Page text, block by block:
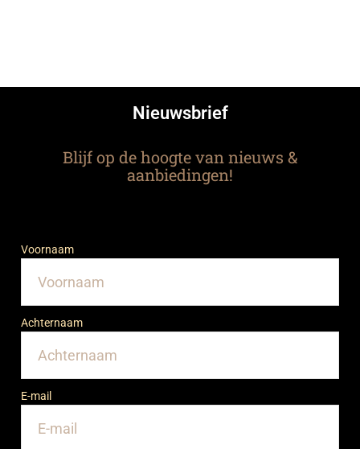
Nieuwsbrief
Blijf op de hoogte van nieuws &
aanbiedingen!
Voornaam
Achternaam
E-mail